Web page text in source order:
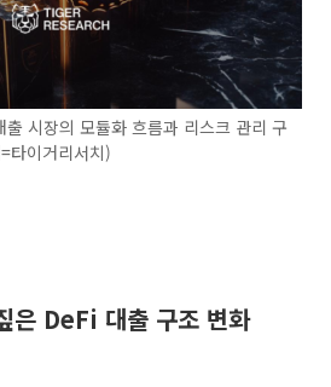
시장의 모듈화 흐름과 리스크 관리 구
타이거리서치)
은 DeFi 대출 구조 변화